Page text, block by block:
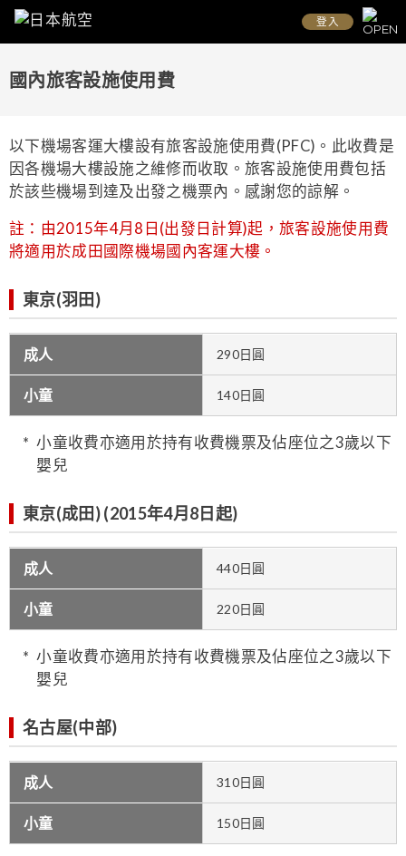
登入
國內旅客設施使用費
以下機場客運大樓設有旅客設施使用費(PFC)。此收費是
因各機場大樓設施之維修而收取。旅客設施使用費包括
於該些機場到達及出發之機票內。感謝您的諒解。
註：由2015年4月8日(出發日計算)起，旅客設施使用費
將適用於成田國際機場國內客運大樓。
東京(羽田)
成人 290日圓
小童 140日圓
小童收費亦適用於持有收費機票及佔座位之3歲以下
嬰兒
東京(成田) (2015年4月8日起)
成人 440日圓
小童 220日圓
小童收費亦適用於持有收費機票及佔座位之3歲以下
嬰兒
名古屋(中部)
成人 310日圓
小童 150日圓